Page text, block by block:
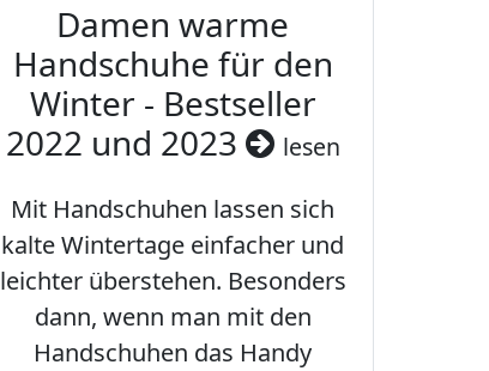
Damen warme
Handschuhe für den
Winter - Bestseller
2022 und 2023
lesen
Mit Handschuhen lassen sich
kalte Wintertage einfacher und
leichter überstehen. Besonders
dann, wenn man mit den
Handschuhen das Handy